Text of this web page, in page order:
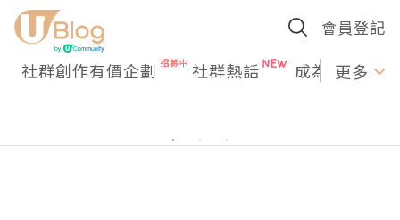
會員登記
社群創作有價企劃 社群熱話 成為U更多